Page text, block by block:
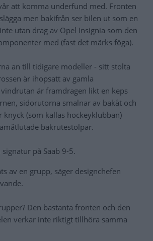
att komma underfund med. Fronten
men bakifrån ser bilen ut som en
utan drag av Opel Insignia som den
med (fast det märks föga).
an till tidigare modeller - sitt stolta
är ihopsatt av gamla
vindrutan är framdragen likt en keps
sidorutorna smalnar av bakåt och
knyck (som kallas hockeyklubban)
bakrutestolpar.
på Saab 9-5.
av en grupp, säger designchefen
Den bastanta fronten och den
verkar inte riktigt tillhöra samma